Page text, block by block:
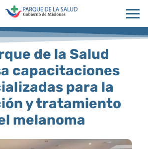
de la Salud
capacitaciones
para la
y tratamiento
melanoma